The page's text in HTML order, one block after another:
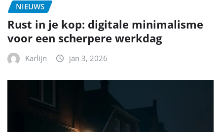
NIEUWS
Rust in je kop: digitale minimalisme
voor een scherpere werkdag
Karlijn jan 3, 2026